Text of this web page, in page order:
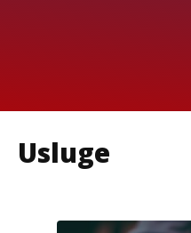
Usluge